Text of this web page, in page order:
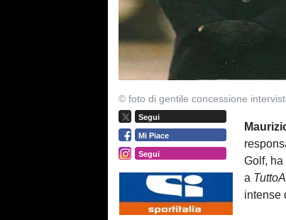
© foto di gentile concessione
Segui
Mi Piace
Segui
Golf,
a
intense